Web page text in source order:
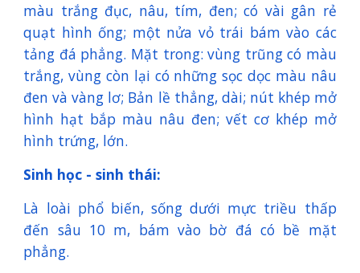
màu trắng đục, nâu, tím, đen; có vài gân rẻ
quạt hình ống; một nửa vỏ trái bám vào các
tảng đá phẳng. Mặt trong: vùng trũng có màu
trắng, vùng còn lại có những sọc dọc màu nâu
đen và vàng lơ; Bản lề thẳng, dài; nút khép mở
hình hạt bắp màu nâu đen; vết cơ khép mở
hình trứng, lớn.
Sinh học - sinh thái:
Là loài phổ biến, sống dưới mực triều thấp
đến sâu 10 m, bám vào bờ đá có bề mặt
phẳng.